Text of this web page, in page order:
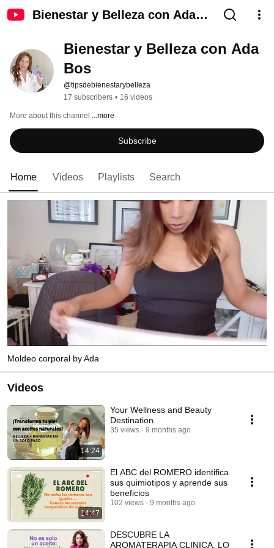
Bienestar y Belleza con Ada
Bienestar y Belleza con Ada
Bos
@tipsdebienestarybelleza
17 subscribers • 16 videos
More about this channel ...more
Subscribe
Home Videos Playlists Search
Moldeo corporal by Ada
Videos
14:24
Your Wellness and Beauty
Destination
35 views 9 months ago
14:47
El ABC del ROMERO identifica
sus quimiotipos y aprende sus
beneficios
102 views 9 months ago
DESCUBRE LA
AROMATERAPIA CLINICA. LO